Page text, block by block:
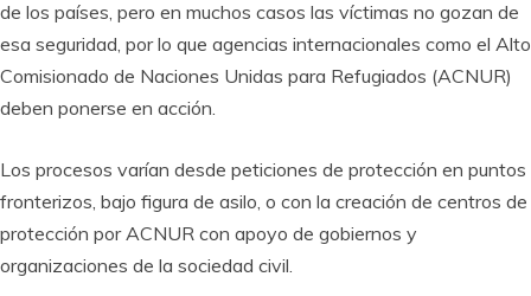
de los países, pero en muchos casos las víctimas no gozan de
esa seguridad, por lo que agencias internacionales como el Alto
Comisionado de Naciones Unidas para Refugiados (ACNUR)
deben ponerse en acción.
Los procesos varían desde peticiones de protección en puntos
fronterizos, bajo figura de asilo, o con la creación de centros de
protección por ACNUR con apoyo de gobiernos y
organizaciones de la sociedad civil.